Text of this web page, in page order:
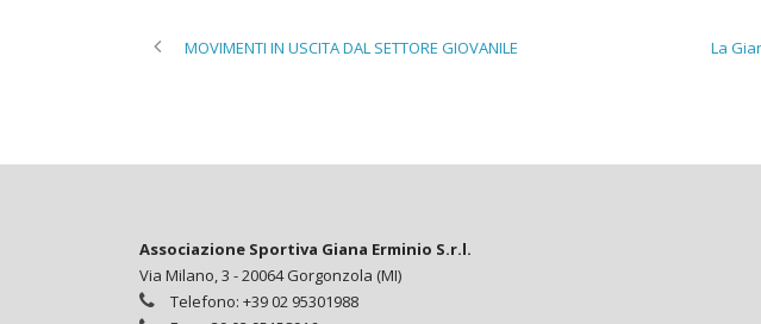
MOVIMENTI IN USCITA DAL SETTORE GIOVANILE La
Associazione Sportiva Giana Erminio S.r.l.
Via Milano, 3 - 20064 Gorgonzola (MI)
Telefono: +39 02 95301988